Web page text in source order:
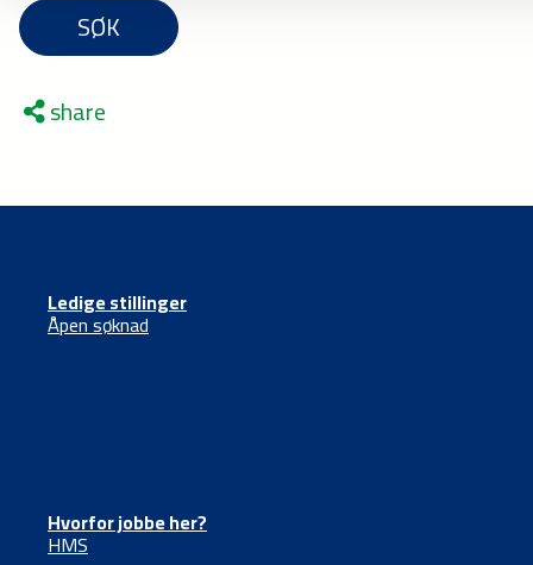
SØK
share
Ledige stillinger
Åpen søknad
Hvorfor jobbe her?
HMS